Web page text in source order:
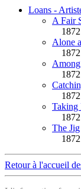
Loans -
A Fair
1872
Alone
1872
1872
1872
Taking
1872
The Jig
1872
Retour à l'accueil